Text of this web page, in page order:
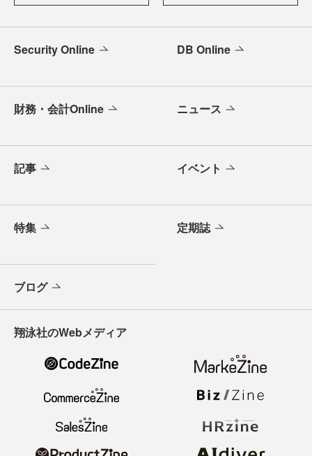
Security Online DB Online
財務・会計Online ニュース
記事 イベント
特集 定期誌
ブログ
翔泳社のWebメディア